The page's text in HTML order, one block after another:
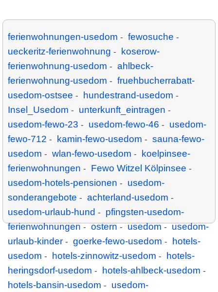
ferienwohnungen-usedom - fewosuche -
ueckeritz-ferienwohnung -
koserow-
ferienwohnung-usedom - ahlbeck-
ferienwohnung-usedom - fruehbucherrabatt-
usedom-ostsee - hundestrand-usedom -
Insel_Usedom - unterkunft_eintragen -
usedom-fewo-23 - usedom-fewo-46 - usedom-
fewo-712 - kamin-fewo-usedom - sauna-fewo-
usedom - wlan-fewo-usedom -
koelpinsee-
ferienwohnungen - Fewo Witzel Kölpinsee -
usedom-hotels-pensionen - usedom-
sonderangebote - achterland-usedom -
usedom-urlaub-hund - pfingsten-usedom-
ferienwohnungen - ostern - usedom - usedom-
urlaub-kinder - goerke-fewo-usedom -
hotels-
usedom - hotels-zinnowitz-usedom -
hotels-
heringsdorf-usedom - hotels-ahlbeck-usedom -
hotels-bansin-usedom - usedom-